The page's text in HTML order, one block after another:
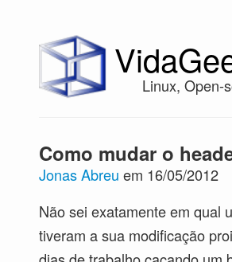
Linux, Open-
Como mudar o
Jonas Abreu em 16/05/2012
Não sei exatamente em qual
tiveram a sua modificação